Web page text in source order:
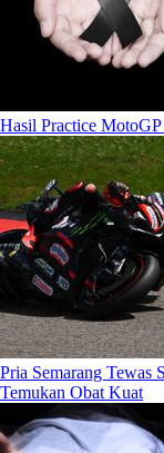
Hasil Practice
Pria Semarang Tewas
Temukan Obat Kuat